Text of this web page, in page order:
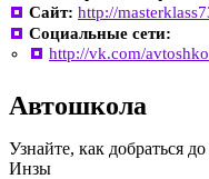
Сайт: http://
Социальные сети:
http://vk.com/
Автошкола
Узнайте, как добраться
Инзы